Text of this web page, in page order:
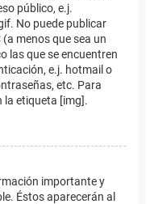
público, e.j.
No puede publicar
menos que sea un
las que se encuentren
e.j. hotmail o
etc. Para
la etiqueta [img].
importante y
Éstos aparecerán al